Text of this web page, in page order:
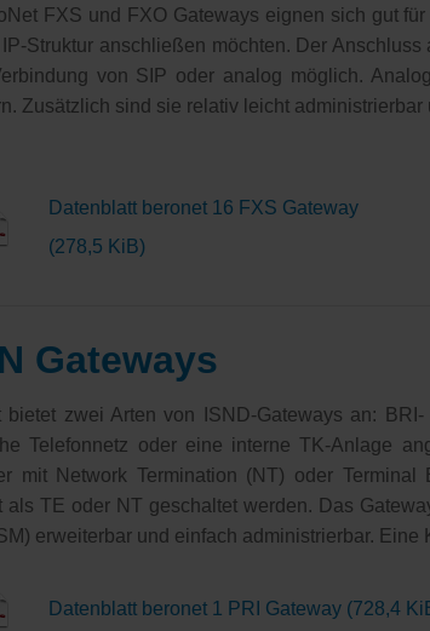
FXS und FXO Gateways eignen sich gut
Struktur anschließen möchten. Der
von SIP oder analog möglich.
Zusätzlich sind sie relativ leicht
Datenblatt beronet 16 FXS Gateway
(278,5 KiB)
Gateways
bietet zwei Arten von ISND-Gateways an:
Telefonnetz oder eine interne TK-Anlage
mit Network Termination (NT) oder
als TE oder NT geschaltet werden. Das
erweiterbar und einfach administrierbar.
Datenblatt beronet 1 PRI Gateway (728,4